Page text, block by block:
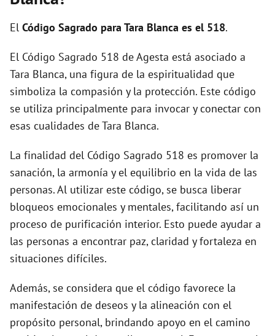
e
o
El Código Sagrado para Tara Blanca es el 518.
El Código Sagrado 518 de Agesta está asociado a
Tara Blanca, una figura de la espiritualidad que
simboliza la compasión y la protección. Este código
se utiliza principalmente para invocar y conectar con
esas cualidades de Tara Blanca.
La finalidad del Código Sagrado 518 es promover la
sanación, la armonía y el equilibrio en la vida de las
personas. Al utilizar este código, se busca liberar
bloqueos emocionales y mentales, facilitando así un
proceso de purificación interior. Esto puede ayudar a
las personas a encontrar paz, claridad y fortaleza en
situaciones difíciles.
Además, se considera que el código favorece la
manifestación de deseos y la alineación con el
propósito personal, brindando apoyo en el camino